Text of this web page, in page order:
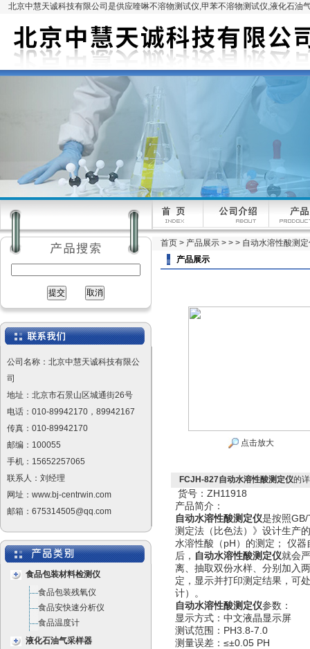
北京中慧天诚科技有限公司是供应喹啉不溶物测试仪,甲苯不溶物测试仪,液化石油
公司名称：北京中慧天诚科技有限公
司
地址：北京市石景山区城通街26号
电话：010-89942170，89942167
传真：010-89942170
邮编：100055
手机：15652257065
联系人：刘经理
网址：www.bj-centrwin.com
邮箱：675314505@qq.com
食品包装材料检测仪
食品包装残氧仪
食品安快速分析仪
食品温度计
液化石油气采样器
首页 > 产品展示 > > > 自动水溶性酸测
产品展示
点击放大
FCJH-827自动水溶性酸测定仪的
货号：ZH11918
产品简介：
自动水溶性酸测定仪是按照
测定法（比色法）》设计生产
水溶性酸（pH）的测定； 仪
后， 自动水溶性酸测定仪就会
离、抽取双份水样、分别加入
定，显示并打印测定结果，可
计）。
自动水溶性酸测定仪参数：
显示方式：中文液晶显示屏
测试范围：PH3.8-7.0
测量误差：≤±0.05 PH